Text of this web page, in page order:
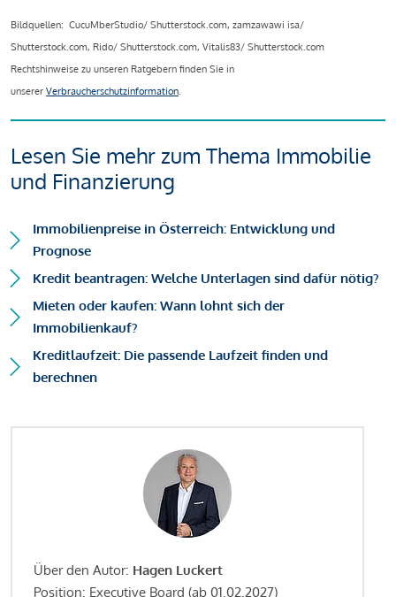
Bildquellen: CucuMberStudio/ Shutterstock.com, zamzawawi isa/
Shutterstock.com, Rido/ Shutterstock.com, Vitalis83/ Shutterstock.com
Rechtshinweise zu unseren Ratgebern finden Sie in
unserer Verbraucherschutzinformation.
Lesen Sie mehr zum Thema Immobilie
und Finanzierung
Immobilienpreise in Österreich: Entwicklung und
Prognose
Kredit beantragen: Welche Unterlagen sind dafür nötig?
Mieten oder kaufen: Wann lohnt sich der
Immobilienkauf?
Kreditlaufzeit: Die passende Laufzeit finden und
berechnen
Über den Autor: Hagen Luckert
Position: Executive Board (ab 01.02.2027)